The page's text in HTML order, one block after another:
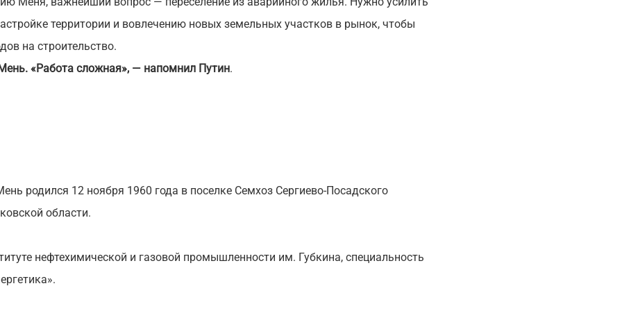
территории и вовлечению новых земельных участков в рынок, чтобы
на строительство.
«Работа сложная», — напомнил Путин.
родился 12 ноября 1960 года в поселке Семхоз Сергиево-Посадского
области.
нефтехимической и газовой промышленности им. Губкина, специальность